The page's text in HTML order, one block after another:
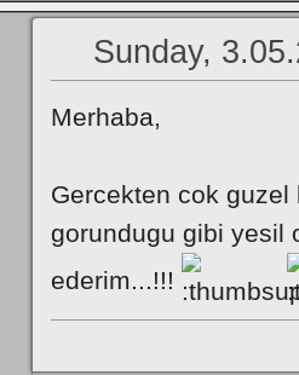
Sunday,
Merhaba,
Gercekten cok
gorundugu gibi yesil
ederim...!!!